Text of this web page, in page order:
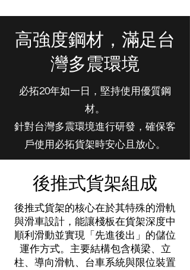
高強度鋼材，滿足台
灣多震環境
必拓20年如一日，堅持使用優質鋼
材。
針對台灣多震環境進行研發，確保客
戶使用必拓貨架時安心且放心。
後推式貨架組成
後推式貨架的核心在於其特殊的滑軌
與滑車設計，能讓棧板在貨架深度中
順利滑動並實現「先進後出」的儲位
運作方式。主要結構包含橫梁、立
柱、導向滑軌、台車系統與限位裝置